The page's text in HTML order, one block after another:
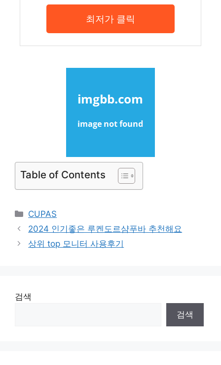
최저가 클릭
Table of Contents
Categories
CUPAS
2024 인기좋은 루켄도르샴푸바 추천해요
상위 top 모니터 사용후기
검색
검색